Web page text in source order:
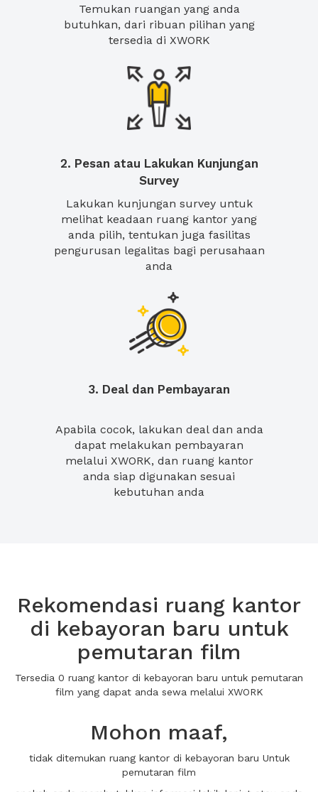
Temukan ruangan yang anda
butuhkan, dari ribuan pilihan yang
tersedia di XWORK
2. Pesan atau Lakukan Kunjungan
Survey
Lakukan kunjungan survey untuk
melihat keadaan ruang kantor yang
anda pilih, tentukan juga fasilitas
pengurusan legalitas bagi perusahaan
anda
3. Deal dan Pembayaran
Apabila cocok, lakukan deal dan anda
dapat melakukan pembayaran
melalui XWORK, dan ruang kantor
anda siap digunakan sesuai
kebutuhan anda
Rekomendasi ruang kantor
di kebayoran baru untuk
pemutaran film
Tersedia 0 ruang kantor di kebayoran baru untuk pemutaran
film yang dapat anda sewa melalui XWORK
Mohon maaf,
tidak ditemukan ruang kantor di kebayoran baru Untuk
pemutaran film